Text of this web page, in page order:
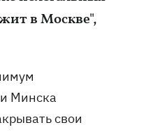
в Москве",
Минска
свои